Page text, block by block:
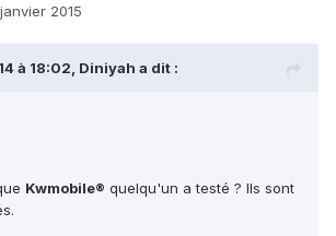
2015
à 18:02, Diniyah a dit :
Kwmobile® quelqu'un a testé ? Ils sont